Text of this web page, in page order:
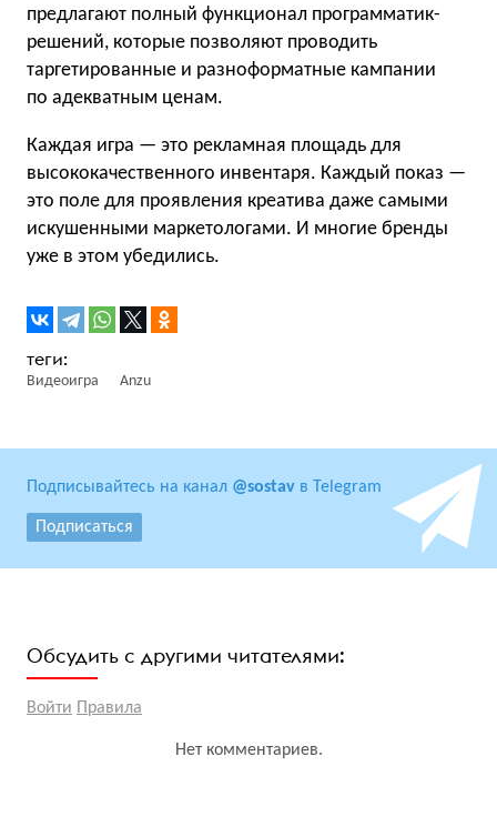
предлагают полный функционал программатик-
решений, которые позволяют проводить
таргетированные и разноформатные кампании
по адекватным ценам.
Каждая игра — это рекламная площадь для
высококачественного инвентаря. Каждый показ —
это поле для проявления креатива даже самыми
искушенными маркетологами. И многие бренды
уже в этом убедились.
Видеоигра Anzu
Подписывайтесь на канал @sostav в Telegram
Подписаться
Обсудить с другими читателями:
Войти Правила
Нет комментариев.